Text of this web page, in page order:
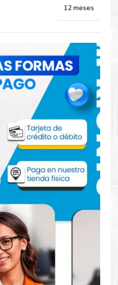
130ML MAGENTA
950
y atención para adquirir tus
todos los días. Escríbenos o
la solución perfecta para tu
HP 738 130ML MAGENTA para
para impresora HP
provincia
la mejor manera de
12 meses